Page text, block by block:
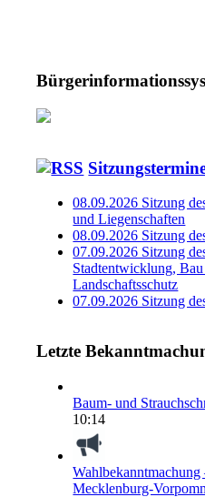
08.09.2026 Sitzung
und Liegenschaften
08.09.2026 Sitzung
07.09.2026 Sitzung
Stadtentwicklung,
Landschaftsschutz
07.09.2026 Sitzung
Letzte
Baum- und
10:14
Mecklenburg-